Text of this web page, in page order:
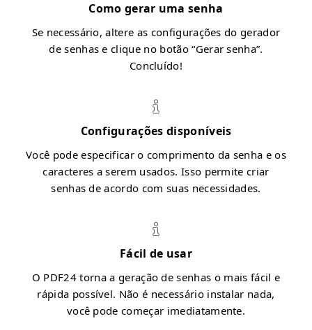
Como gerar uma senha
Se necessário, altere as configurações do gerador
de senhas e clique no botão “Gerar senha”.
Concluído!
Configurações disponíveis
Você pode especificar o comprimento da senha e os
caracteres a serem usados. Isso permite criar
senhas de acordo com suas necessidades.
Fácil de usar
O PDF24 torna a geração de senhas o mais fácil e
rápida possível. Não é necessário instalar nada,
você pode começar imediatamente.